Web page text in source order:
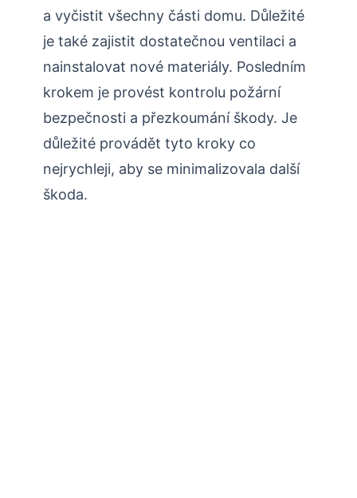
a vyčistit všechny části domu. Důležité
je také zajistit dostatečnou ventilaci a
nainstalovat nové materiály. Posledním
krokem je provést kontrolu požární
bezpečnosti a přezkoumání škody. Je
důležité provádět tyto kroky co
nejrychleji, aby se minimalizovala další
škoda.